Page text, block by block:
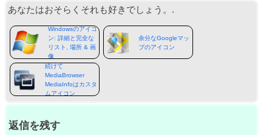
あなたはおそらくそれも好きでしょう。.
Windowsのアイコ
ン: 詳細と完全な
リスト, 場所 & 画
像
余分なGoogleマッ
プのアイコン
続けて
MediaBrowser
MediaInfoはカスタ
ムアイコン
返信を残す